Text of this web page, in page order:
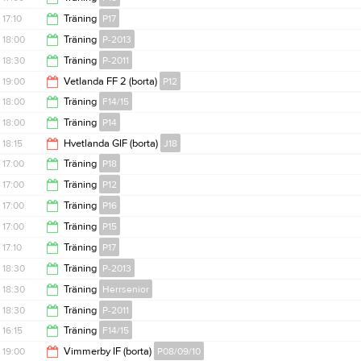
18:30
18:30
17:10 Träning P17
18:25
18:00 Träning P-2013
19:00
18:30 Träning P-2011
20:00
19:00 Vetlanda FF 2 (borta) P12
21:00
18:00 Träning F14/15
19:15
18:00 Träning P14
19:30
18:15 Hvetlanda GIF (borta) J18
20:15
17:00 Träning P18
18:30
17:00 Träning P12
18:30
17:00 Träning P16
18:30
17:00 Träning P15
18:30
17:10 Träning P17
18:25
18:30 Träning P-2013
20:00
18:30 Träning Herrsenior
20:00
18:30 Träning P-2011
20:00
16:15 Träning F14/15
19:00
Vimmerby IF (borta) P08/09/10